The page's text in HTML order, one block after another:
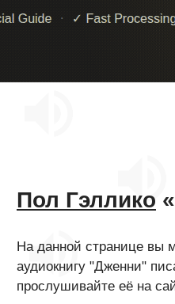
Пол Гэллико
На данной странице вы
аудиокнигу "Дженни"
прослушивайте её на